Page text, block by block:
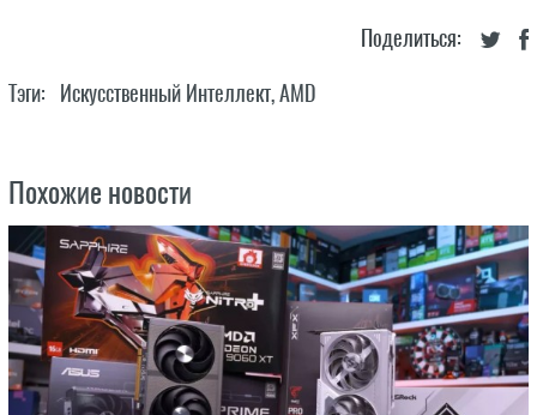
Поделиться:
Тэги: Искусственный Интеллект,AMD
Похожие новости